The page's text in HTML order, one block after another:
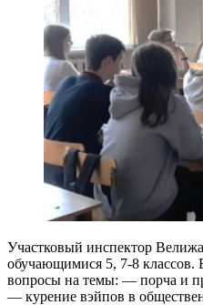
Участковый инспектор
обучающимися 5, 7-8 классов.
вопросы на темы: — порча и
— курение вэйпов в